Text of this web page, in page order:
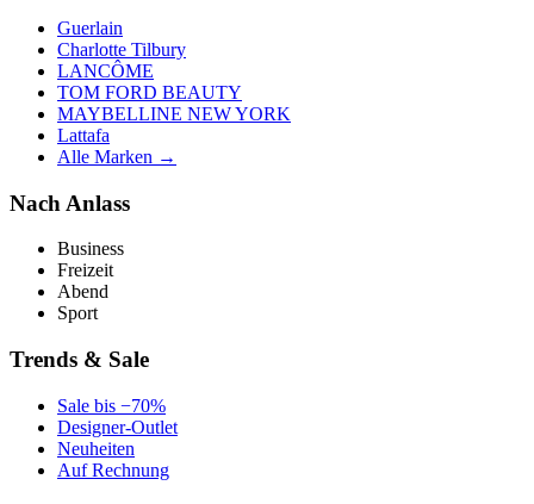
Guerlain
Charlotte Tilbury
LANCÔME
TOM FORD BEAUTY
MAYBELLINE NEW YORK
Lattafa
Alle Marken →
Nach Anlass
Business
Freizeit
Abend
Sport
Trends & Sale
Sale bis −70%
Designer-Outlet
Neuheiten
Auf Rechnung